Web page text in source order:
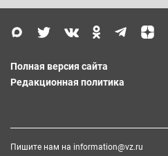
Полная версия сайта
Редакционная политика
Пишите нам на information@vz.ru